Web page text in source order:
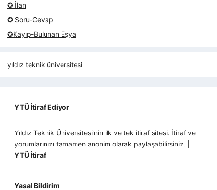
✪ İlan
✪ Soru-Cevap
✪Kayıp-Bulunan Eşya
yıldız teknik üniversitesi
YTÜ İtiraf Ediyor
Yıldız Teknik Üniversitesi'nin ilk ve tek itiraf sitesi. İtiraf ve
yorumlarınızı tamamen anonim olarak paylaşabilirsiniz. |
YTÜ İtiraf
Yasal Bildirim